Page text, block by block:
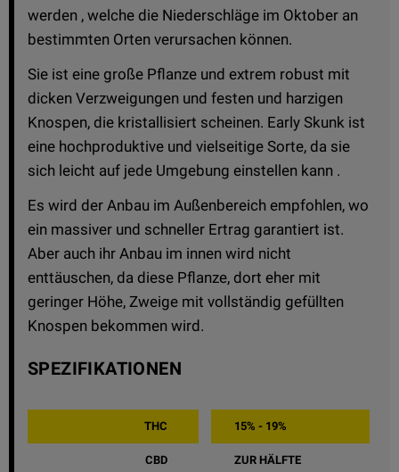
werden , welche die Niederschläge im Oktober an
bestimmten Orten verursachen können.
Sie ist eine große Pflanze und extrem robust mit
dicken Verzweigungen und festen und harzigen
Knospen, die kristallisiert scheinen. Early Skunk ist
eine hochproduktive und vielseitige Sorte, da sie
sich leicht auf jede Umgebung einstellen kann .
Es wird der Anbau im Außenbereich empfohlen, wo
ein massiver und schneller Ertrag garantiert ist.
Aber auch ihr Anbau im innen wird nicht
enttäuschen, da diese Pflanze, dort eher mit
geringer Höhe, Zweige mit vollständig gefüllten
Knospen bekommen wird.
SPEZIFIKATIONEN
THC 15% - 19%
CBD ZUR HÄLFTE